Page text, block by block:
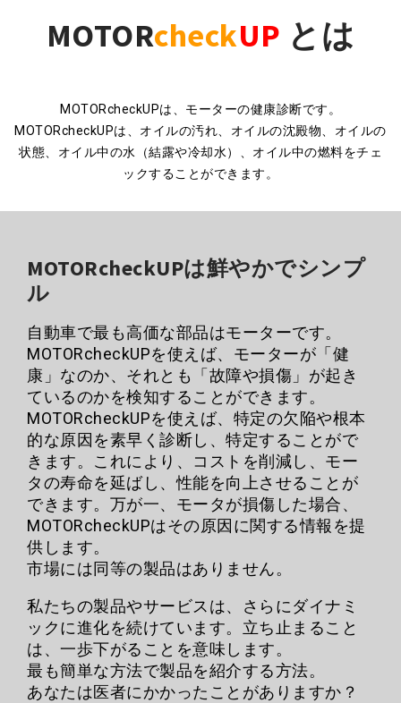
MOTORcheckUP とは
MOTORcheckUPは、モーターの健康診断です。
MOTORcheckUPは、オイルの汚れ、オイルの沈殿物、オイルの
状態、オイル中の水（結露や冷却水）、オイル中の燃料をチェ
ックすることができます。
MOTORcheckUPは鮮やかでシンプ
ル
自動車で最も高価な部品はモーターです。
MOTORcheckUPを使えば、モーターが「健
康」なのか、それとも「故障や損傷」が起き
ているのかを検知することができます。
MOTORcheckUPを使えば、特定の欠陥や根本
的な原因を素早く診断し、特定することがで
きます。これにより、コストを削減し、モー
タの寿命を延ばし、性能を向上させることが
できます。万が一、モータが損傷した場合、
MOTORcheckUPはその原因に関する情報を提
供します。
市場には同等の製品はありません。
私たちの製品やサービスは、さらにダイナミ
ックに進化を続けています。立ち止まること
は、一歩下がることを意味します。
最も簡単な方法で製品を紹介する方法。
あなたは医者にかかったことがありますか？